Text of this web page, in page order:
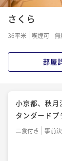
さくら
36平米 喫煙可 無
部屋
小京都、秋月
タンダードプ
二食付き 事前